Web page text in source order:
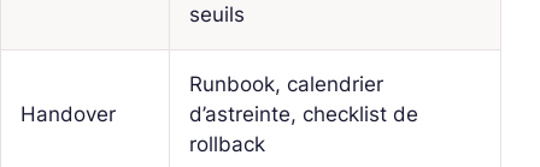
seuils
Handover
Runbook, calendrier
d’astreinte, checklist de
rollback